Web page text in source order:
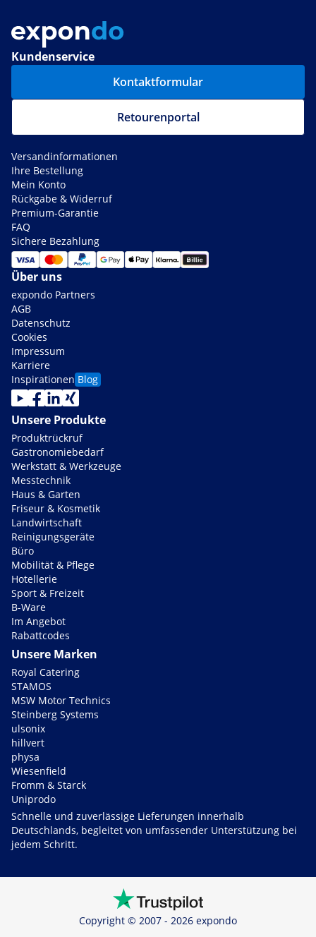
Kundenservice
Kontaktformular
Retourenportal
Versandinformationen
Ihre Bestellung
Mein Konto
Rückgabe & Widerruf
Premium-Garantie
FAQ
Sichere Bezahlung
Über uns
expondo Partners
AGB
Datenschutz
Cookies
Impressum
Karriere
Inspirationen Blog
Unsere Produkte
Produktrückruf
Gastronomiebedarf
Werkstatt & Werkzeuge
Messtechnik
Haus & Garten
Friseur & Kosmetik
Landwirtschaft
Reinigungsgeräte
Büro
Mobilität & Pflege
Hotellerie
Sport & Freizeit
B-Ware
Im Angebot
Rabattcodes
Unsere Marken
Royal Catering
STAMOS
MSW Motor Technics
Steinberg Systems
ulsonix
hillvert
physa
Wiesenfield
Fromm & Starck
Uniprodo
Schnelle und zuverlässige Lieferungen innerhalb
Deutschlands, begleitet von umfassender Unterstützung bei
jedem Schritt.
Copyright © 2007 - 2026 expondo